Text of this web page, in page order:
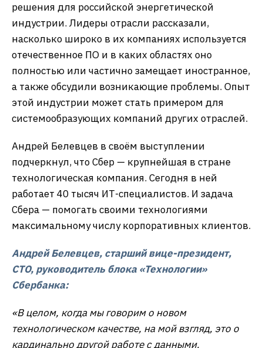
решения для российской энергетической
индустрии. Лидеры отрасли рассказали,
насколько широко в их компаниях используется
отечественное ПО и в каких областях оно
полностью или частично замещает иностранное,
а также обсудили возникающие проблемы. Опыт
этой индустрии может стать примером для
системообразующих компаний других отраслей.
Андрей Белевцев в своём выступлении
подчеркнул, что Сбер — крупнейшая в стране
технологическая компания. Сегодня в ней
работает 40 тысяч ИТ-специалистов. И задача
Сбера — помогать своими технологиями
максимальному числу корпоративных клиентов.
Андрей Белевцев, старший вице-президент,
CTO, руководитель блока «Технологии»
Сбербанка:
«В целом, когда мы говорим о новом
технологическом качестве, на мой взгляд, это о
кардинально другой работе с данными.